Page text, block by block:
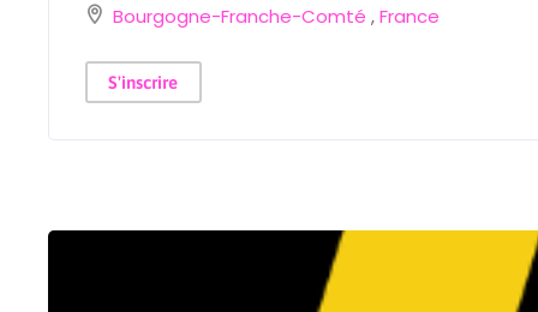
Bourgogne-Franche-Comté ,France
S'inscrire